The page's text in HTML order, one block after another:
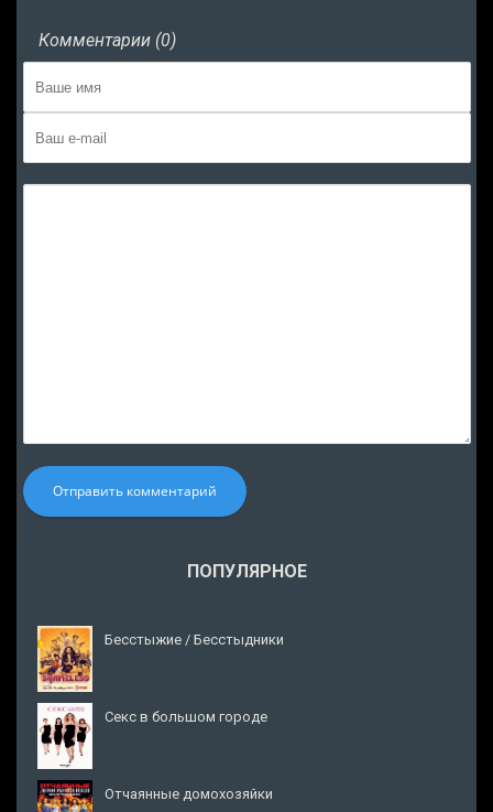
Комментарии (0)
Отправить комментарий
ПОПУЛЯРНОЕ
Бесстыжие / Бесстыдники
Секс в большом городе
Отчаянные домохозяйки